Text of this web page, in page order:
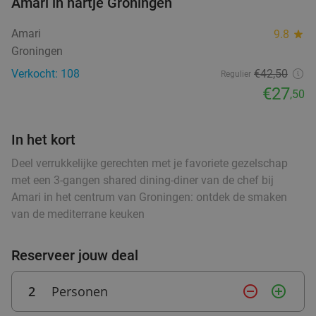
food
food
food
€9 ,95
40%
Italiaans 3-gangen keuzediner bij Il Nuovo
Morgen Za
Il Nuovo 4Mori
9.7
Assen 28 min.
Verkocht: 544 Regulier €31,40
38%
3-gangenproeverij bij Tex-Mex Restaurant
Bramigo
Amari 9.8 star
Groningen
Verkocht: 108
Regulier €42,50
€27,50
In het kort
Deel verrukkelijke gerechten met je favoriete gezelschap
met een 3-gangen shared dining-diner van de chef bij
Amari in het centrum van Groningen: ontdek de smaken
van de mediterrane keuken
Reserveer jouw deal
2 Personen remove_circle_outline add_circle_outline